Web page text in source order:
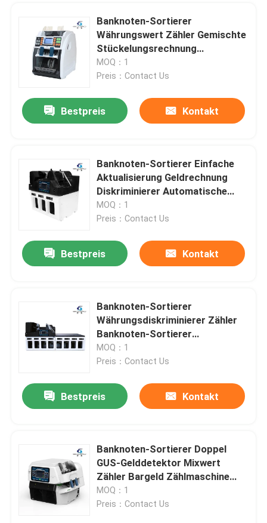
Banknoten-Sortierer
Währungswert Zähler Gemischte
Stückelungsrechnung
Zählmaschine
MOQ：1
Preis：Contact Us
Bestpreis Kontakt
Banknoten-Sortierer Einfache
Aktualisierung Geldrechnung
Diskriminierer Automatische
Note
MOQ：1
Preis：Contact Us
Bestpreis Kontakt
Banknoten-Sortierer
Währungsdiskriminierer Zähler
Banknoten-Sortierer
Geldwertzähler mit SN-Lesung
CIS
MOQ：1
Preis：Contact Us
Bestpreis Kontakt
Banknoten-Sortierer Doppel
GUS-Gelddetektor Mixwert
Zähler Bargeld Zählmaschine
Geld
MOQ：1
Preis：Contact Us